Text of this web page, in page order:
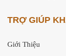
TRỢ GIÚP
Giới Thiệu